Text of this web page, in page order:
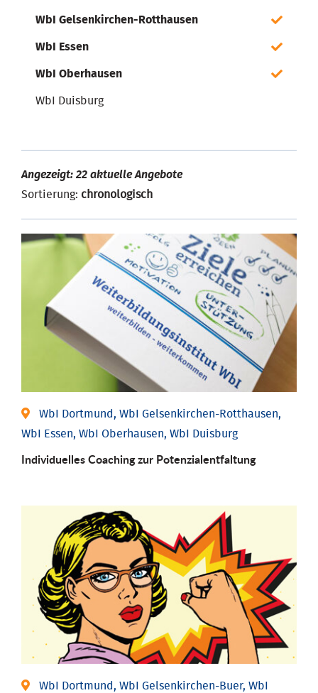
WbI Gelsenkirchen-Rotthausen
WbI Essen
WbI Oberhausen
WbI Duisburg
Angezeigt: 22 aktuelle Angebote
Sortierung: chronologisch
WbI Dortmund, WbI Gelsenkirchen-Rotthausen,
WbI Essen, WbI Oberhausen, WbI Duisburg
Individuelles Coaching zur Potenzialentfaltung
WbI Dortmund, WbI Gelsenkirchen-Buer, WbI